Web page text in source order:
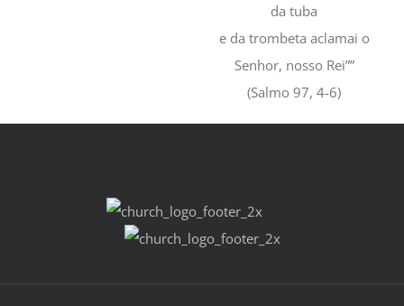
da tuba
e da trombeta aclamai o
Senhor, nosso Rei””
(Salmo 97, 4-6)